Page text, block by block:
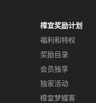
樟宜奖励计划
福利和特权
奖励目录
会员独享
独家活动
樟宜梦蝶客